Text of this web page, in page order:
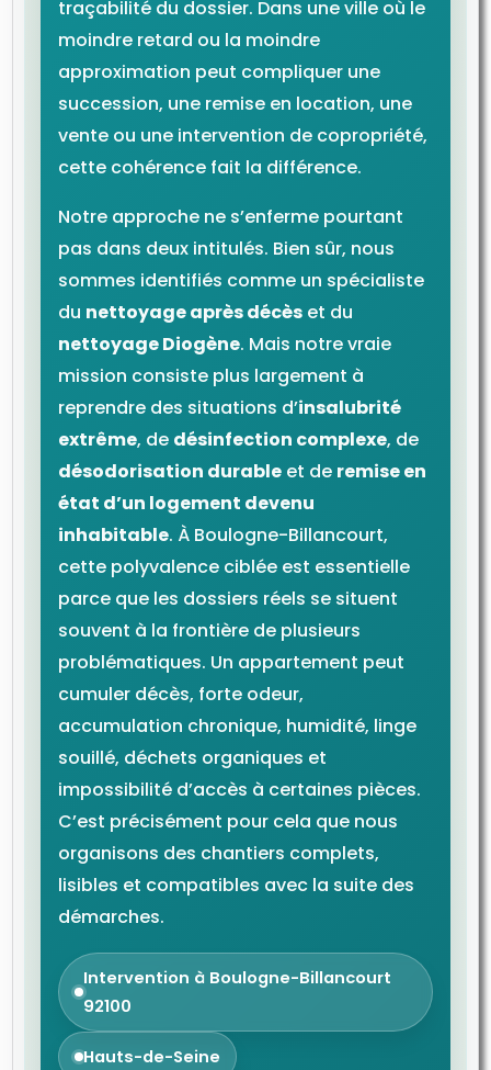
traçabilité du dossier. Dans une ville où le
moindre retard ou la moindre
approximation peut compliquer une
succession, une remise en location, une
vente ou une intervention de copropriété,
cette cohérence fait la différence.
Notre approche ne s’enferme pourtant
pas dans deux intitulés. Bien sûr, nous
sommes identifiés comme un spécialiste
du nettoyage après décès et du
nettoyage Diogène. Mais notre vraie
mission consiste plus largement à
reprendre des situations d’insalubrité
extrême, de désinfection complexe, de
désodorisation durable et de remise en
état d’un logement devenu
inhabitable. À Boulogne-Billancourt,
cette polyvalence ciblée est essentielle
parce que les dossiers réels se situent
souvent à la frontière de plusieurs
problématiques. Un appartement peut
cumuler décès, forte odeur,
accumulation chronique, humidité, linge
souillé, déchets organiques et
impossibilité d’accès à certaines pièces.
C’est précisément pour cela que nous
organisons des chantiers complets,
lisibles et compatibles avec la suite des
démarches.
Intervention à Boulogne-Billancourt
92100
Hauts-de-Seine